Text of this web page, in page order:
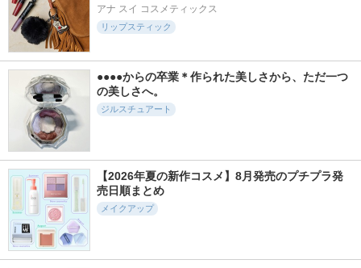
アナ スイ コスメティックス
リップスティック
●●●●からの卒業＊作られた美しさから、ただ一つ
の美しさへ。
ジルスチュアート
【2026年夏の新作コスメ】8月発売のプチプラ発
売日順まとめ
メイクアップ